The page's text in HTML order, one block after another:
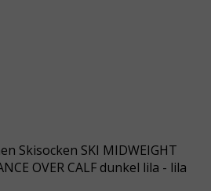
Skisocken SKI MIDWEIGHT
OVER CALF dunkel lila - lila